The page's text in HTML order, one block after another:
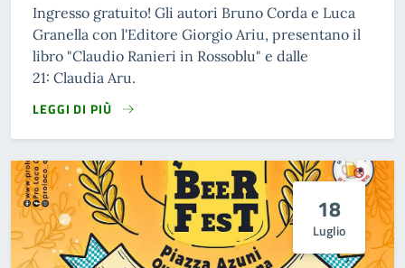
Ingresso gratuito! Gli autori Bruno Corda e Luca
Granella con l'Editore Giorgio Ariu, presentano il
libro "Claudio Ranieri in Rossoblu" e dalle
21: Claudia Aru.
LEGGI DI PIÙ
18
Luglio